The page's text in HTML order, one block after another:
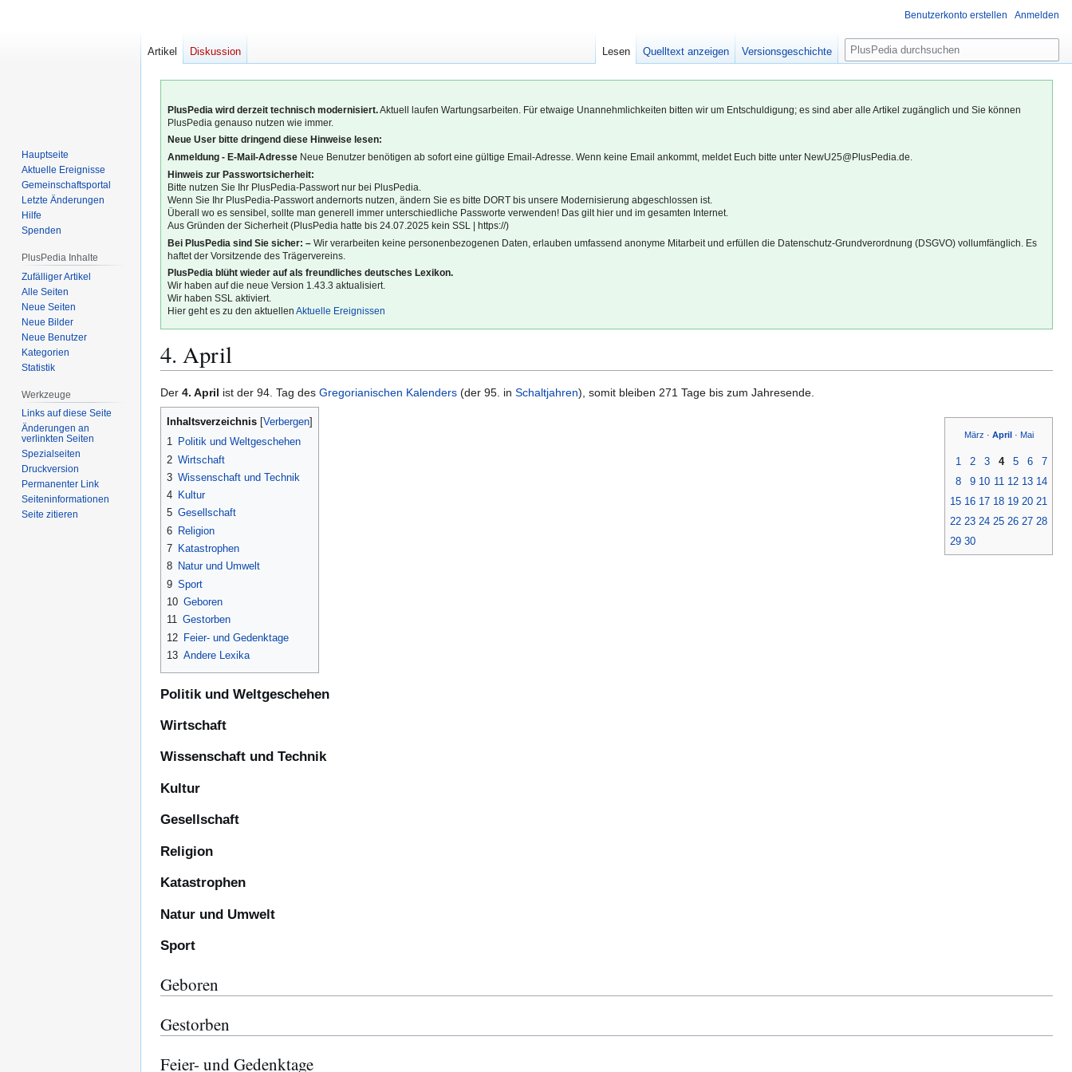
PlusPedia wird derzeit technisch modernisiert.Aktuell laufen Wartungsarbeiten. Für etwaige Unannehmlichkeiten bitten wir um Entschuldigung; es sind aber alle Artikel zugänglich und Sie können
PlusPedia genauso nutzen wie immer.
Neue User bitte dringend diese Hinweise lesen:
Anmeldung - E-Mail-Adresse Neue Benutzer benötigen ab sofort eine gültige Email-Adresse. Wenn keine Email ankommt, meldet Euch bitte unter NewU25@PlusPedia.de.
Hinweis zur Passwortsicherheit:
Bitte nutzen Sie Ihr PlusPedia-Passwort nur bei PlusPedia.
Wenn Sie Ihr PlusPedia-Passwort andernorts nutzen, ändern Sie es bitte DORT bis unsere Modernisierung abgeschlossen ist.
Überall wo es sensibel, sollte man generell immer unterschiedliche Passworte verwenden! Das gilt hier und im gesamten Internet.
Aus Gründen der Sicherheit (PlusPedia hatte bis 24.07.2025 kein SSL | https://)
Bei PlusPedia sind Sie sicher: – Wir verarbeiten keine personenbezogenen Daten, erlauben umfassend anonyme Mitarbeit und erfüllen die Datenschutz-Grundverordnung (DSGVO) vollumfänglich. Es
haftet der Vorsitzende des Trägervereins.
PlusPedia blüht wieder auf als freundliches deutsches Lexikon.
Wir haben auf die neue Version 1.43.3 aktualisiert.
Wir haben SSL aktiviert.
Hier geht es zu den aktuellenAktuelle Ereignissen
4. April
Zur
Navigation
springen
Zur
Suche
springen
Der 4. April ist der 94. Tag des Gregorianischen Kalenders (der 95. in Schaltjahren), somit bleiben 271 Tage bis zum Jahresende.
März · April· Mai
1 2 3 4 5 6
7
8
9 10 11 12 13 14
15 16 17 18 19 20 21
22 23 24 25 26 27 28
29 30
Inhaltsverzeichnis
1 Politik und Weltgeschehen
2 Wirtschaft
3 Wissenschaft und Technik
4 Kultur
5 Gesellschaft
6 Religion
7 Katastrophen
8 Natur und Umwelt
9 Sport
10 Geboren
11 Gestorben
12 Feier- und Gedenktage
13 Andere Lexika
Politik und Weltgeschehen
Wirtschaft
Wissenschaft und Technik
Kultur
Gesellschaft
Religion
Katastrophen
Natur und Umwelt
Sport
Geboren
Gestorben
Feier- und Gedenktage
Benutzerkonto erstellen Anmelden
Artikel Diskussion Lesen Quelltext anzeigen Versionsgeschichte
S
u
c
e
Hauptseite
Aktuelle Ereignisse
Gemeinschafts­portal
Letzte Änderungen
Hilfe
Spenden
PlusPedia Inhalte
Zufälliger Artikel
Alle Seiten
Neue Seiten
Neue Bilder
Neue Benutzer
Kategorien
Statistik
Werkzeuge
Links auf diese Seite
Änderungen an
verlinkten Seiten
Spezialseiten
Druckversion
Permanenter Link
Seiten­­informationen
Seite zitieren